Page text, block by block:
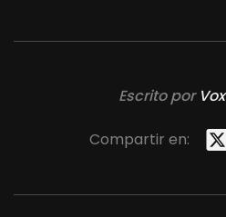
Escrito por
Compartir en: